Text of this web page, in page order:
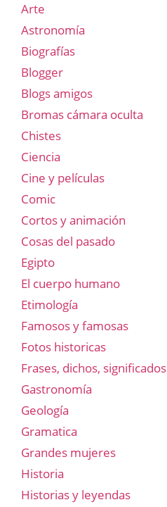
Arte
Astronomía
Biografías
Blogger
Blogs amigos
Bromas cámara oculta
Chistes
Ciencia
Cine y películas
Comic
Cortos y animación
Cosas del pasado
Egipto
El cuerpo humano
Etimología
Famosos y famosas
Fotos historicas
Frases, dichos, significados
Gastronomía
Geología
Gramatica
Grandes mujeres
Historia
Historias y leyendas